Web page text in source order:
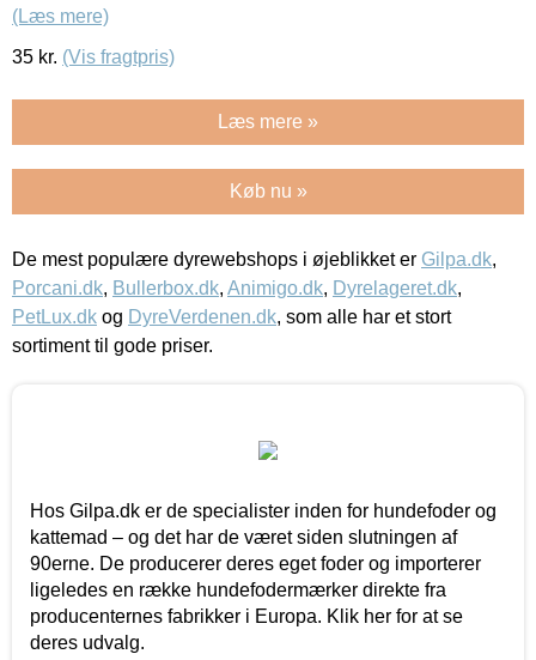
(Læs mere)
35 kr. (Vis fragtpris)
Læs mere »
Køb nu »
De mest populære dyrewebshops i øjeblikket er Gilpa.dk,
Porcani.dk, Bullerbox.dk, Animigo.dk, Dyrelageret.dk,
PetLux.dk og DyreVerdenen.dk, som alle har et stort
sortiment til gode priser.
Hos Gilpa.dk er de specialister inden for hundefoder og
kattemad – og det har de været siden slutningen af
90erne. De producerer deres eget foder og importerer
ligeledes en række hundefodermærker direkte fra
producenternes fabrikker i Europa. Klik her for at se
deres udvalg.